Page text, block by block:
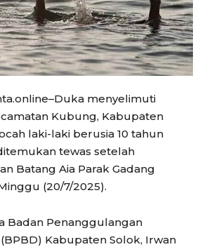
menyelimuti
Kubung, Kabupaten
laki-laki berusia 10 tahun
tewas setelah
Batang Aia Parak Gadang
(20/7/2025).
Badan Penanggulangan
Kabupaten Solok, Irwan